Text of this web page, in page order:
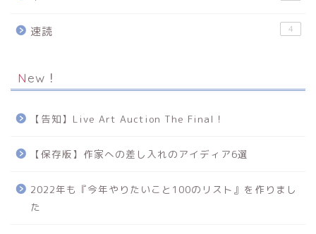
速読 4
New！
【告知】Live Art Auction The Final！
【保存版】作家への差し入れのアイディア6選
2022年も『今年やりたいこと100のリスト』を作りまし
た